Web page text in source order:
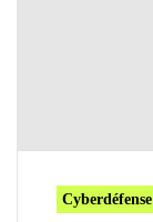
Cyberdéfense